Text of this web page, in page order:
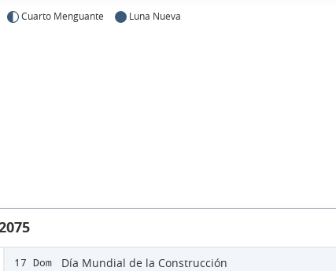
Cuarto Menguante Luna Nueva
17 Dom Día Mundial de la Construcción